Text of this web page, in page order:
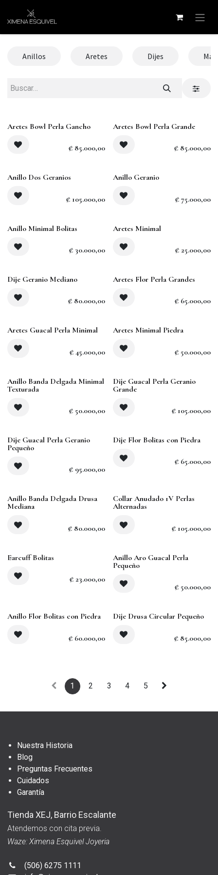
Anillos Aretes Dijes
Agotado
Aretes Bowl Perla Gancho
₡ 85.000,00
Aretes Bowl Perla Grande
₡ 85.000,00
Anillo Dos Geranios
₡ 105.000,00
Anillo Geranio
₡ 75.000,00
Anillo Minimal Bolitas
₡ 30.000,00
Aretes Minimal
₡ 25.000,00
Dije Geranio Mediano
₡ 80.000,00
Aretes Flor Perla Grandes
₡ 65.000,00
Aretes Guacal Perla Minimal
₡ 45.000,00
Aretes Minimal Piedra
₡ 50.000,00
Anillo Banda Delgada Minimal
Texturada
₡ 50.000,00
Dije Guacal Perla Geranio
Grande
₡ 105.000,00
Agotado
Dije Guacal Perla Geranio
Pequeño
₡ 95.000,00
Dije Flor Bolitas con Piedra
₡ 65.000,00
Anillo Banda Delgada Drusa
Mediana
₡ 80.000,00
Agotado
Collar Anudado 1V Perlas
Alternadas
₡ 105.000,00
Earcuff Bolitas
₡ 23.000,00
Anillo Aro Guacal Perla
Pequeño
₡ 50.000,00
Anillo Flor Bolitas con Piedra
₡ 60.000,00
Dije Drusa Circular Pequeño
₡ 85.000,00
1 2 3 4 5
Nuestra Historia
Blog
Preguntas Frecuentes
Cuidados
Garantía
Tienda XEJ, Barrio Escalante
Atendemos con cita previa.
Waze: Ximena Esquivel Joyeria
(506) 6275 1111